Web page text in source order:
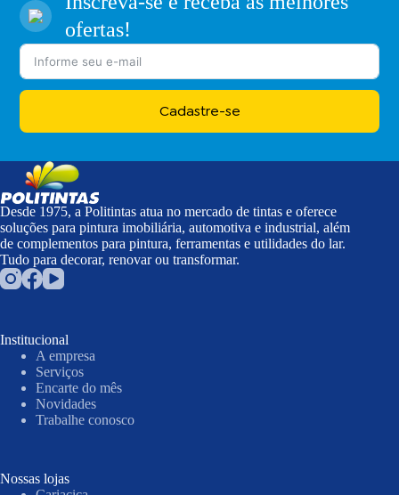
ofertas!
Cadastre-se
Desde 1975, a Politintas atua no mercado de tintas e oferece
soluções para pintura imobiliária, automotiva e industrial, além
de complementos para pintura, ferramentas e utilidades do lar.
Tudo para decorar, renovar ou transformar.
Institucional
A empresa
Serviços
Encarte do mês
Novidades
Trabalhe conosco
Nossas lojas